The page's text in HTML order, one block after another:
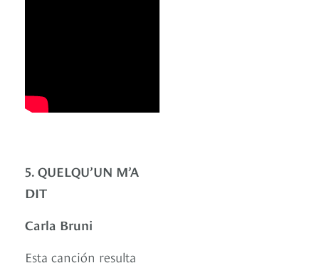
5. QUELQU’UN M’A
DIT
Carla Bruni
Esta canción resulta